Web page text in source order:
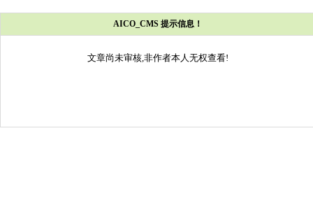
AICO_CMS 提示信息！
文章尚未审核,非作者本人无权查看!